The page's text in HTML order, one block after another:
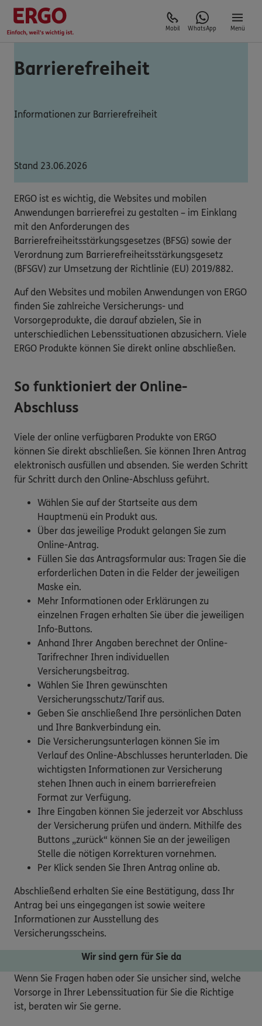
Mobil WhatsApp Menü
Barrierefreiheit
Informationen zur Barrierefreiheit
Stand 23.06.2026
ERGO ist es wichtig, die Websites und mobilen
Anwendungen barrierefrei zu gestalten – im Einklang
mit den Anforderungen des
Barrierefreiheitsstärkungsgesetzes (BFSG) sowie der
Verordnung zum Barrierefreiheitsstärkungsgesetz
(BFSGV) zur Umsetzung der Richtlinie (EU) 2019/882.
Auf den Websites und mobilen Anwendungen von ERGO
finden Sie zahlreiche Versicherungs- und
Vorsorgeprodukte, die darauf abzielen, Sie in
unterschiedlichen Lebenssituationen abzusichern. Viele
ERGO Produkte können Sie direkt online abschließen.
So funktioniert der Online-
Abschluss
Viele der online verfügbaren Produkte von ERGO
können Sie direkt abschließen. Sie können Ihren Antrag
elektronisch ausfüllen und absenden. Sie werden Schritt
für Schritt durch den Online-Abschluss geführt.
Wählen Sie auf der Startseite aus dem
Hauptmenü ein Produkt aus.
Über das jeweilige Produkt gelangen Sie zum
Online-Antrag.
Füllen Sie das Antragsformular aus: Tragen Sie die
erforderlichen Daten in die Felder der jeweiligen
Maske ein.
Mehr Informationen oder Erklärungen zu
einzelnen Fragen erhalten Sie über die jeweiligen
Info-Buttons.
Anhand Ihrer Angaben berechnet der Online-
Tarifrechner Ihren individuellen
Versicherungsbeitrag.
Wählen Sie Ihren gewünschten
Versicherungsschutz/Tarif aus.
Geben Sie anschließend Ihre persönlichen Daten
und Ihre Bankverbindung ein.
Die Versicherungsunterlagen können Sie im
Verlauf des Online-Abschlusses herunterladen. Die
wichtigsten Informationen zur Versicherung
stehen Ihnen auch in einem barrierefreien
Format zur Verfügung.
Ihre Eingaben können Sie jederzeit vor Abschluss
der Versicherung prüfen und ändern. Mithilfe des
Buttons „zurück“ können Sie an der jeweiligen
Stelle die nötigen Korrekturen vornehmen.
Per Klick senden Sie Ihren Antrag online ab.
Abschließend erhalten Sie eine Bestätigung, dass Ihr
Antrag bei uns eingegangen ist sowie weitere
Informationen zur Ausstellung des
Versicherungsscheins.
Wir sind gern für Sie da
Wenn Sie Fragen haben oder Sie unsicher sind, welche
Vorsorge in Ihrer Lebenssituation für Sie die Richtige
ist, beraten wir Sie gerne.